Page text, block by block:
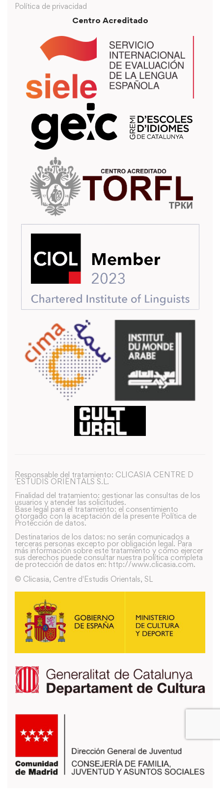
Política de privacidad
Centro Acreditado
Responsable del tratamiento: CLICASIA CENTRE D
´ESTUDIS ORIENTALS S.L.
Finalidad del tratamiento: gestionar las consultas de los
usuarios y atender las solicitudes.
Base legal para el tratamiento: el consentimiento
otorgado con la aceptación de la presente Política de
Protección de datos.
Destinatarios de los datos: no serán comunicados a
terceras personas excepto por obligación legal. Para
más información sobre este tratamiento y como ejercer
sus derechos puede consultar nuestra política completa
de protección de datos en: http://www.clicasia.com.
© Clicasia, Centre d'Estudis Orientals, SL